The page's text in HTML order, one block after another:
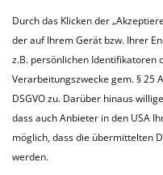
Filtern
Newsletter
WILLKOMMEN - Die
Durch das Klicken der
der auf Ihrem Gerät bzw. Ihrer
z.B. persönlichen Identifikatoren
Verarbeitungszwecke gem. § 25
DSGVO zu. Darüber hinaus
dass auch Anbieter in den USA
möglich, dass die übermittelten
werden.